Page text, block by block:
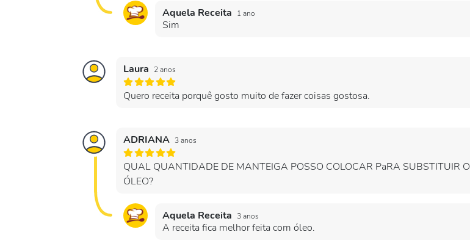
Aquela Receita 1 ano
Sim
Laura 2 anos
Quero receita porquê gosto muito de fazer coisas gostosa.
ADRIANA 3 anos
QUAL QUANTIDADE DE MANTEIGA POSSO COLOCAR PaRA SUBSTITUIR O
ÓLEO?
Aquela Receita 3 anos
A receita fica melhor feita com óleo.